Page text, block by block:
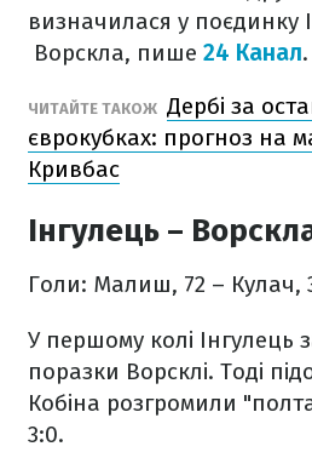
визначилася у поєдинку
Ворскла, пише 24 Канал.
ЧИТАЙТЕ ТАКОЖ Дербі за
єврокубках: прогноз на
Кривбас
Інгулець –
Голи: Малиш, 72 – Кулач,
У першому колі Інгулець
поразки Ворсклі. Тоді
Кобіна розгромили
3:0.